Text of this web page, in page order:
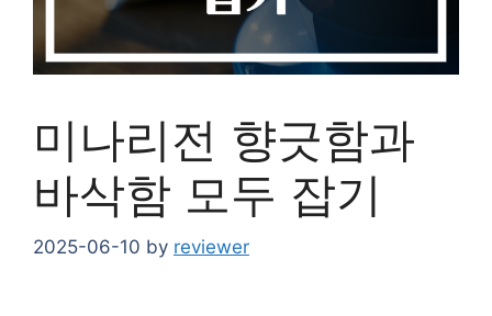
미나리전 향긋함과
바삭함 모두 잡기
2025-06-10 by reviewer